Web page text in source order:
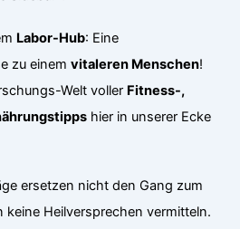
Labor-Hub: Eine
zu einemvitaleren Menschen!
Welt voller Fitness-,
hier in unserer Ecke
ersetzen nicht den Gang zum
keine Heilversprechen vermitteln.